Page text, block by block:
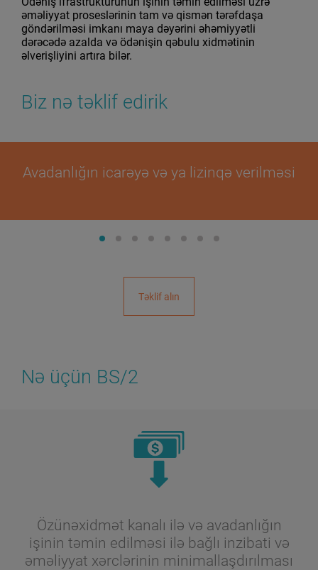
əməliyyat proseslərinin tam və qismən tərəfdaşa
göndərilməsi imkanı maya dəyərini əhəmiyyətli
dərəcədə azalda və ödənişin qəbulu xidmətinin
əlverişliyini artıra bilər.
Biz nə təklif edirik
Avadanlığın icarəyə və ya lizinqə verilməsi
Təklif alın
Nə üçün BS/2
Özünəxidmət kanalı ilə və avadanlığın
işinin təmin edilməsi ilə bağlı inzibati və
əməliyyat xərclərinin minimallaşdırılması